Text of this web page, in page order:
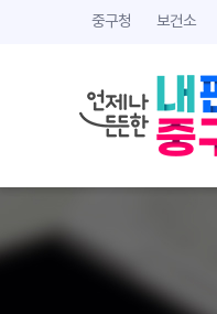
중구청 보건소